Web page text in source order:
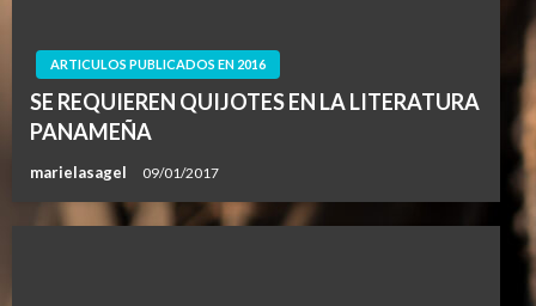
ARTICULOS PUBLICADOS EN 2016
SE REQUIEREN QUIJOTES EN LA LITERATURA
PANAMEÑA
marielasagel 09/01/2017